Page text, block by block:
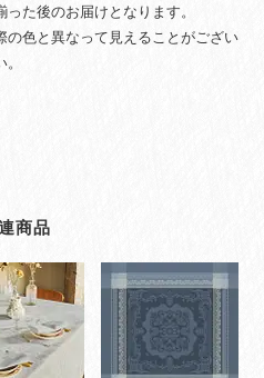
た後のお届けとなります。
色と異なって見えることがござい
商品